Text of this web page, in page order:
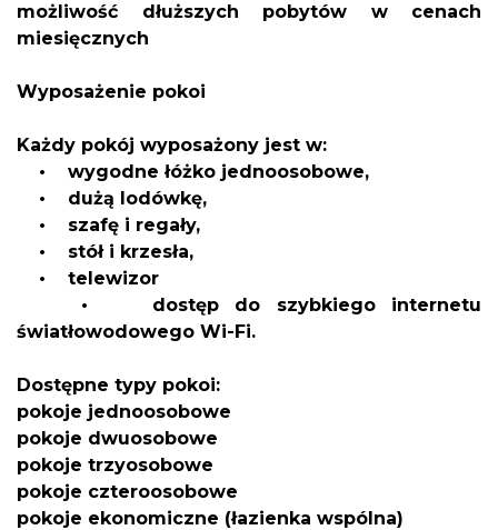
możliwość dłuższych pobytów w cenach
miesięcznych
Wyposażenie pokoi
Każdy pokój wyposażony jest w:
• wygodne łóżko jednoosobowe,
• dużą lodówkę,
• szafę i regały,
• stół i krzesła,
• telewizor
• dostęp do szybkiego internetu
światłowodowego Wi-Fi.
Dostępne typy pokoi:
pokoje jednoosobowe
pokoje dwuosobowe
pokoje trzyosobowe
pokoje czteroosobowe
pokoje ekonomiczne (łazienka wspólna)